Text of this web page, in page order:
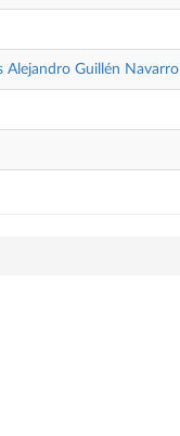
Alejandro Guillén Navarro